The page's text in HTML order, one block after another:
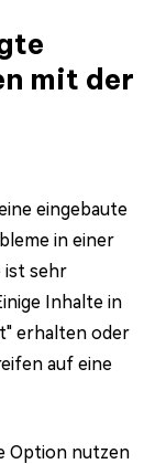
mit der
eingebaute
in einer
ist sehr
Inhalte in
erhalten oder
auf eine
Option nutzen